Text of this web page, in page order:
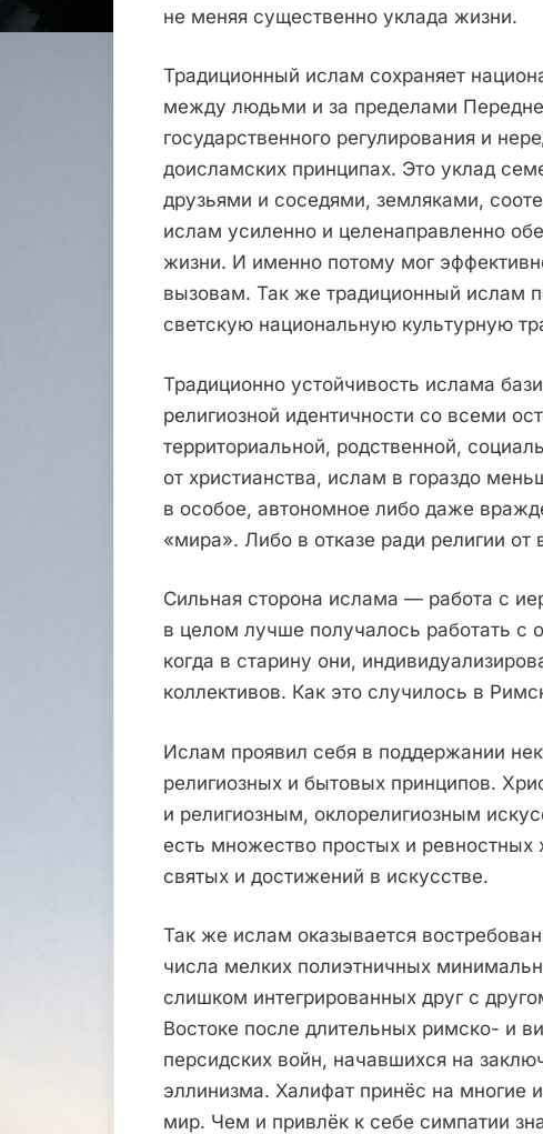
не меняя существенно уклада жизни.
Традиционный ислам сохраняет
между людьми и за пределами
государственного регулирования и
доисламских принципах. Это уклад
друзьями и соседями, земляками,
ислам усиленно и целенаправленно
жизни. И именно потому мог
вызовам. Так же традиционный ислам
светскую национальную культурную
Традиционно устойчивость ислама
религиозной идентичности со всеми
территориальной, родственной,
от христианства, ислам в гораздо
в особое, автономное либо даже
«мира». Либо в отказе ради религии от
Сильная сторона ислама — работа с
в целом лучше получалось работать
когда в старину они,
коллективов. Как это случилось в
Ислам проявил себя в поддержании
религиозных и бытовых принципов.
и религиозным, оклорелигиозным
есть множество простых и
святых и достижений в искусстве.
Так же ислам оказывается
числа мелких полиэтничных
слишком интегрированных друг с
Востоке после длительных римско- и
персидских войн, начавшихся на
эллинизма. Халифат принёс на многие
мир. Чем и привлёк к себе симпатии